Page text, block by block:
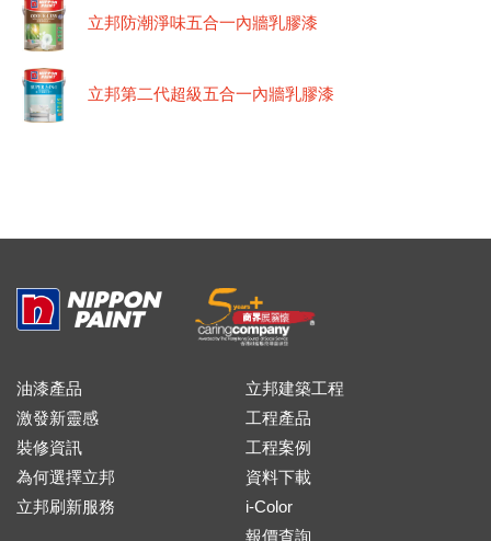
立邦防潮淨味五合一內牆乳膠漆
立邦第二代超級五合一內牆乳膠漆
油漆產品
激發新靈感
裝修資訊
為何選擇立邦
立邦刷新服務
立邦建築工程
工程產品
工程案例
資料下載
i-Color
報價查詢